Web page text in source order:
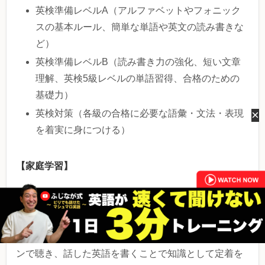
英検準備レベルA（アルファベットやフォニック
スの基本ルール、簡単な単語や英文の読み書きな
ど）
英検準備レベルB（読み書き力の強化、短い文章
理解、英検5級レベルの単語習得、合格のための
基礎力）
英検対策（各級の合格に必要な語彙・文法・表現
を着実に身につける）
【家庭学習】
ワークブック
毎回のレッスンでのワークブックからの宿題。レッス
ンで聴き、話した英語を書くことで知識として定着を
×